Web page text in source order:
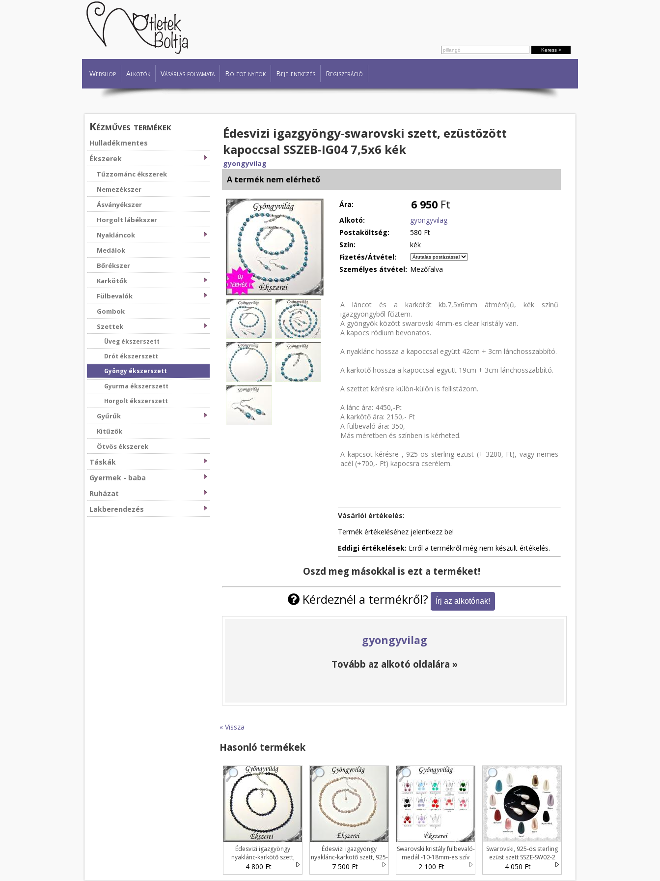
Webshop Alkotók Vásárlás folyamata Boltot nyitok Bejelentkezés Regisztráció
Kézműves termékek
Hulladékmentes
Ékszerek
Tűzzománc ékszerek
Nemezékszer
Ásványékszer
Horgolt lábékszer
Nyakláncok
Medálok
Bőrékszer
Karkötők
Fülbevalók
Gombok
Szettek
Üveg ékszerszett
Drót ékszerszett
Gyöngy ékszerszett
Gyurma ékszerszett
Horgolt ékszerszett
Gyűrűk
Kitűzők
Ötvös ékszerek
Táskák
Gyermek - baba
Ruházat
Lakberendezés
Édesvizi igazgyöngy-swarovski szett, ezüstözött
kapoccsal SSZEB-IG04 7,5x6 kék
gyongyvilag
A termék nem elérhető
Ára: 6 950 Ft
Alkotó:
gyongyvilag
Postaköltség:
580 Ft
Szín:
kék
Fizetés/Átvétel:
Személyes átvétel: Mezőfalva
A láncot és a karkötőt kb.7,5x6mm átmérőjű, kék színű
igazgyöngyből fűztem.
A gyöngyök között swarovski 4mm-es clear kristály van.
A kapocs ródium bevonatos.
A nyaklánc hossza a kapoccsal együtt 42cm + 3cm lánchosszabbító.
A karkötő hossza a kapoccsal együtt 19cm + 3cm lánchosszabbító.
A szettet kérésre külön-külön is fellistázom.
A lánc ára: 4450,-Ft
A karkötő ára: 2150,- Ft
A fülbevaló ára: 350,-
Más méretben és színben is kérheted.
A kapcsot kérésre , 925-ös sterling ezüst (+ 3200,-Ft), vagy nemes
acél (+700,- Ft) kapocsra cserélem.
Vásárlói értékelés:
Termék értékeléséhez jelentkezz be!
Eddigi értékelések: Erről a termékről még nem készült értékelés.
Oszd meg másokkal is ezt a terméket!
Kérdeznél a termékről?
gyongyvilag
Tovább az alkotó oldalára »
« Vissza
Hasonló termékek
Édesvizi igazgyöngy
nyaklánc-karkötő szett,
ezüstözött kapoccsal
SSZEB-IG02 5x5 black
4 800 Ft
Édesvizi igazgyöngy
nyaklánc-karkötő szett, 925-
ös ezüst kapoccsal SSZE-
IG01 mauve leírása
7 500 Ft
Swarovski kristály fülbevaló-
medál -10-18mm-es szív
szett
2 100 Ft
Swarovski, 925-ös sterling
ezüst szett SSZE-SW02-2
4 050 Ft